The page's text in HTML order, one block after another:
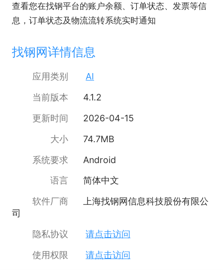
查看您在找钢平台的账户余额、订单状态、发票等信
息，订单状态及物流流转系统实时通知
找钢网详情信息
应用类别
AI
当前版本
4.1.2
更新时间
2026-04-15
大小
74.7MB
系统要求
Android
语言
简体中文
软件厂商
上海找钢网信息科技股份有限公
司
隐私协议
请点击访问
使用权限
请点击访问